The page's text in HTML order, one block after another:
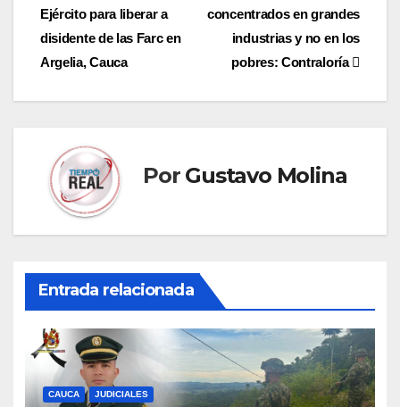
de
entradas
concentrados en grandes
industrias y no en los
pobres: Contraloría
Ejército para liberar a
disidente de las Farc en
Argelia, Cauca
Por Gustavo Molina
Entrada relacionada
CAUCA JUDICIALES